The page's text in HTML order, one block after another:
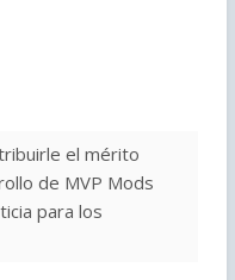
el mérito
de MVP Mods
para los